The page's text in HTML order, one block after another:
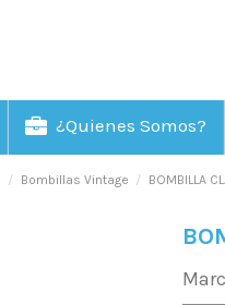
¿Quienes Somos?
Bombillas Vintage BOMBILLA